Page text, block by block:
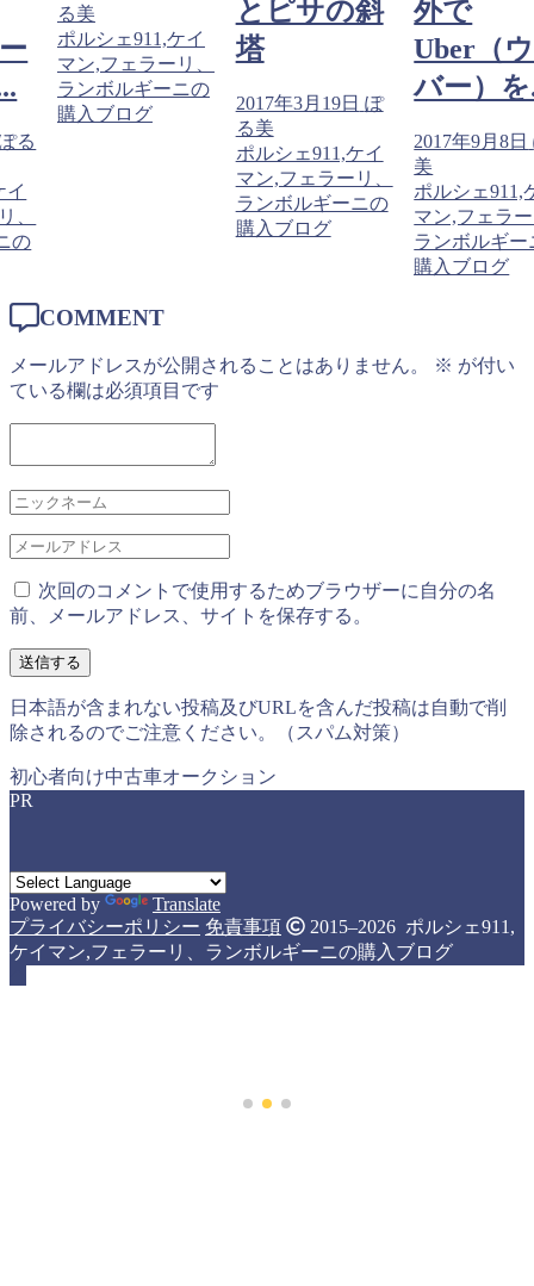
る
イ
、
の
る美
ポルシェ911,ケイ
マン,フェラーリ、
ランボルギーニの
購入ブログ
とピサの斜
塔
2017年3月19日 ぽ
る美
ポルシェ911,ケイ
マン,フェラーリ、
ランボルギーニの
購入ブログ
外で
Uber（
バー）を
2017年9月8日
美
ポルシェ911,
マン,フェラ
ランボルギー
購入ブログ
COMMENT
メールアドレスが公開されることはありません。 ※ が付い
ている欄は必須項目です
次回のコメントで使用するためブラウザーに自分の名
前、メールアドレス、サイトを保存する。
日本語が含まれない投稿及びURLを含んだ投稿は自動で削
除されるのでご注意ください。（スパム対策）
初心者向け中古車オークション
PR
Powered by
Translate
プライバシーポリシー 免責事項
2015–2026 ポルシェ911,
ケイマン,フェラーリ、ランボルギーニの購入ブログ